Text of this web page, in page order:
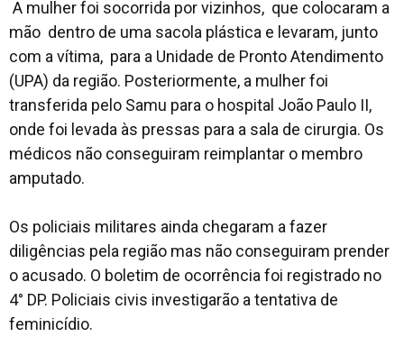
A mulher foi socorrida por vizinhos, que colocaram a
mão dentro de uma sacola plástica e levaram, junto
com a vítima, para a Unidade de Pronto Atendimento
(UPA) da região. Posteriormente, a mulher foi
transferida pelo Samu para o hospital João Paulo II,
onde foi levada às pressas para a sala de cirurgia. Os
médicos não conseguiram reimplantar o membro
amputado.
Os policiais militares ainda chegaram a fazer
diligências pela região mas não conseguiram prender
o acusado. O boletim de ocorrência foi registrado no
4° DP. Policiais civis investigarão a tentativa de
feminicídio.